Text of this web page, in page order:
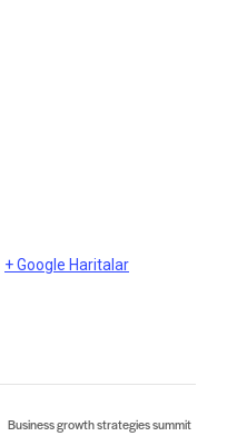
+ Google Haritalar
Business growth strategies summit